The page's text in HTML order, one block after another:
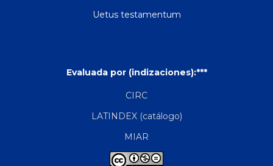
Uetus testamentum
Evaluada por (indizaciones):***
CIRC
LATINDEX (catálogo)
MIAR